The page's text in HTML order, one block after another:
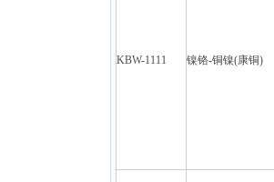
KBW-1111 镍铬-铜镍(康铜)